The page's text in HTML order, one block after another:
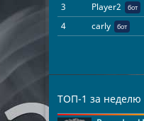
3
Player2 бот
4
carly бот
ТОП-1 за неделю